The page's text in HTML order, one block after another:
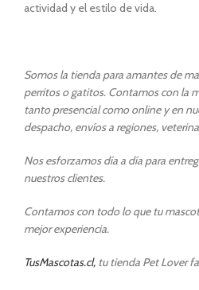
actividad y el estilo de vida.
Somos la tienda para amantes de
perritos o gatitos. Contamos con la
tanto presencial como online y en
despacho, envíos a regiones,
Nos esforzamos día a día para
nuestros clientes.
Contamos con todo lo que tu
mejor experiencia.
TusMascotas.cl, tu tienda Pet Lover